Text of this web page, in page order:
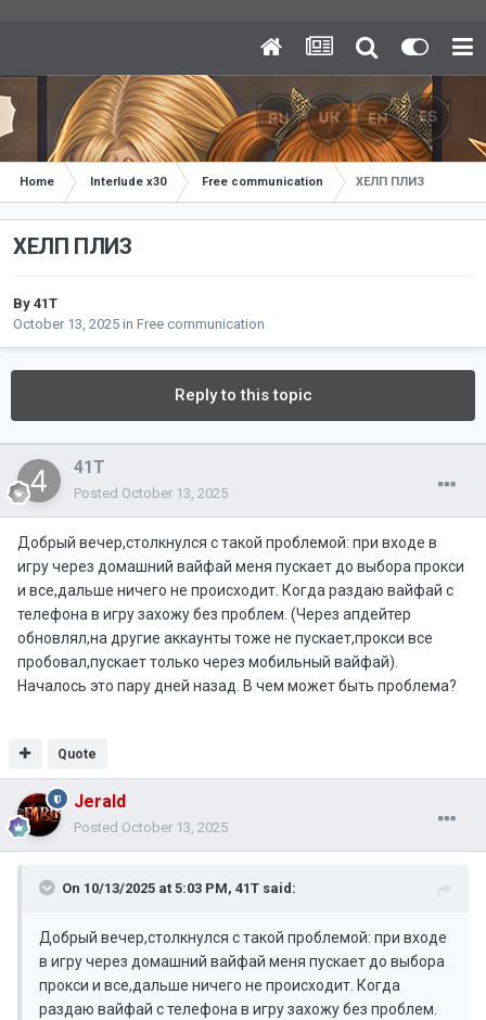
Home Interlude x30 Free communication ХЕЛП ПЛИЗ
ХЕЛП ПЛИЗ
By 41T
October 13, 2025 in Free communication
Reply to this topic
41T
Posted October 13, 2025
Добрый вечер,столкнулся с такой проблемой: при входе в
игру через домашний вайфай меня пускает до выбора прокси
и все,дальше ничего не происходит. Когда раздаю вайфай с
телефона в игру захожу без проблем. (Через апдейтер
обновлял,на другие аккаунты тоже не пускает,прокси все
пробовал,пускает только через мобильный вайфай).
Началось это пару дней назад. В чем может быть проблема?
Quote
Jerald
Posted October 13, 2025
On 10/13/2025 at 5:03 PM, 41T said:
Добрый вечер,столкнулся с такой проблемой: при входе
в игру через домашний вайфай меня пускает до выбора
прокси и все,дальше ничего не происходит. Когда
раздаю вайфай с телефона в игру захожу без проблем.